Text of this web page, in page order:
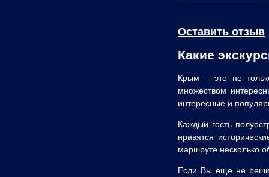
Оставить отзыв
Какие
Крым – это не
множеством
интересные и
Каждый гость
нравятся
маршруте несколько
Если Вы еще не